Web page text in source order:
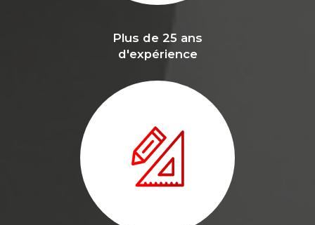
Plus de 25 ans
d'expérience